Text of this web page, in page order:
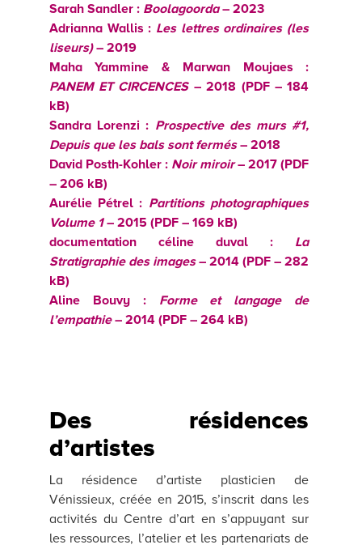
Sarah Sandler : Boolagoorda– 2023
Adrianna Wallis : Les lettres ordinaires (les
liseurs)– 2019
Maha Yammine & Marwan Moujaes :
PANEM ET CIRCENCES – 2018 (PDF – 184
kB)
Sandra Lorenzi : Prospective des murs #1,
Depuis que les bals sont fermés– 2018
David Posth-Kohler : Noir miroir– 2017 (PDF
– 206 kB)
Aurélie Pétrel : Partitions photographiques
Volume 1– 2015 (PDF – 169 kB)
documentation céline duval : La
Stratigraphie des images– 2014 (PDF – 282
kB)
Aline Bouvy : Forme et langage de
l’empathie– 2014 (PDF – 264 kB)
Des résidences
d’artistes
La résidence d’artiste plasticien de
Vénissieux, créée en 2015, s’inscrit dans les
activités du Centre d’art en s’appuyant sur
les ressources, l’atelier et les partenariats de